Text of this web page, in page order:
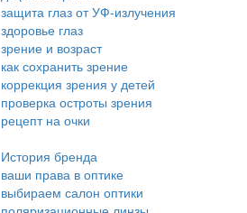
защита глаз от УФ-излучения
здоровье глаз
зрение и возраст
как сохранить зрение
коррекция зрения у детей
проверка остроты зрения
рецепт на очки
История бренда
ваши права в оптике
выбираем салон оптики